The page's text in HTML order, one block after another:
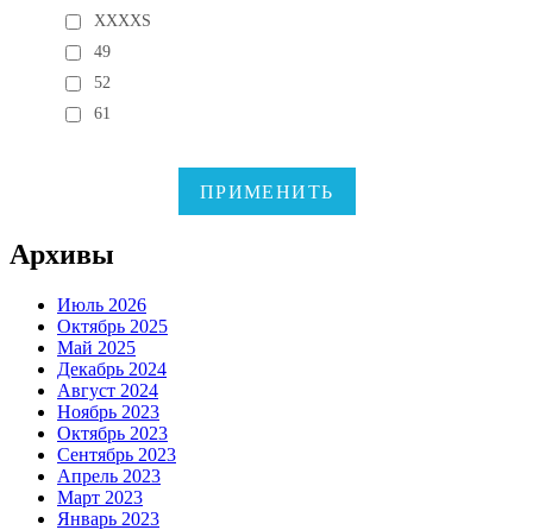
XXXXS
49
52
61
ПРИМЕНИТЬ
Архивы
Июль 2026
Октябрь 2025
Май 2025
Декабрь 2024
Август 2024
Ноябрь 2023
Октябрь 2023
Сентябрь 2023
Апрель 2023
Март 2023
Январь 2023